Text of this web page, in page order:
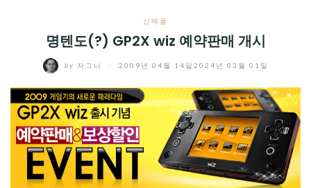
신제품
명텐도(?) GP2X wiz 예약판매 개시
by 자그니 2009년 04월 14일 2024년 03월 01일
CHILD
MENU
디지털트렌드
디지털라이프
CHILD
MENU
신제품
EXPAND
CHILD
MENU
제품리뷰
EXPAND
CHILD